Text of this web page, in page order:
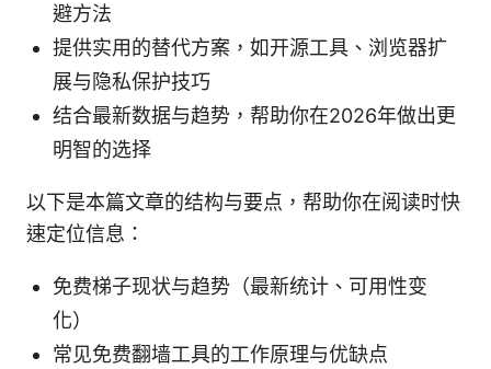
避方法
提供实用的替代方案，如开源工具、浏览器扩
展与隐私保护技巧
结合最新数据与趋势，帮助你在2026年做出更
明智的选择
以下是本篇文章的结构与要点，帮助你在阅读时快
速定位信息：
免费梯子现状与趋势（最新统计、可用性变
化）
常见免费翻墙工具的工作原理与优缺点